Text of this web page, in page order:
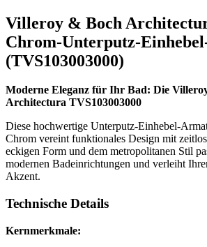
Villeroy & Boch
Chrom-Unterputz-
(TVS103003000)
Moderne Eleganz für Ihr Bad: Die
Architectura TVS103003000
Diese hochwertige Unterputz-Einhebel-
Chrom vereint funktionales Design mit
eckigen Form und dem metropolitanen Stil
modernen Badeinrichtungen und verleiht
Akzent.
Technische Details
Kernmerkmale: